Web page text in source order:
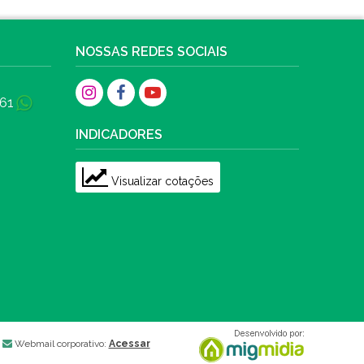
NOSSAS REDES SOCIAIS
INDICADORES
Visualizar cotações
Webmail corporativo: Acessar